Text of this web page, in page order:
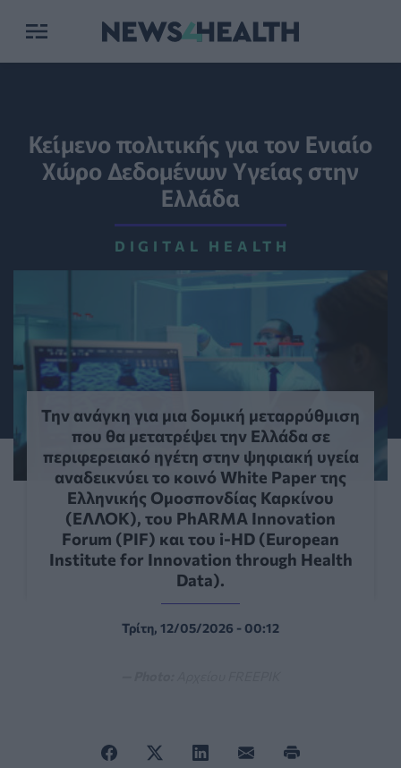
Κείμενο πολιτικής για τον Ενιαίο
Χώρο Δεδομένων Υγείας στην
Ελλάδα
DIGITAL HEALTH
Την ανάγκη για μια δομική μεταρρύθμιση
που θα μετατρέψει την Ελλάδα σε
περιφερειακό ηγέτη στην ψηφιακή υγεία
αναδεικνύει το κοινό White Paper της
Ελληνικής Ομοσπονδίας Καρκίνου
(ΕΛΛΟΚ), του PhARMA Innovation
Forum (PIF) και του i-HD (European
Institute for Innovation through Health
Data).
Τρίτη, 12/05/2026 - 00:12